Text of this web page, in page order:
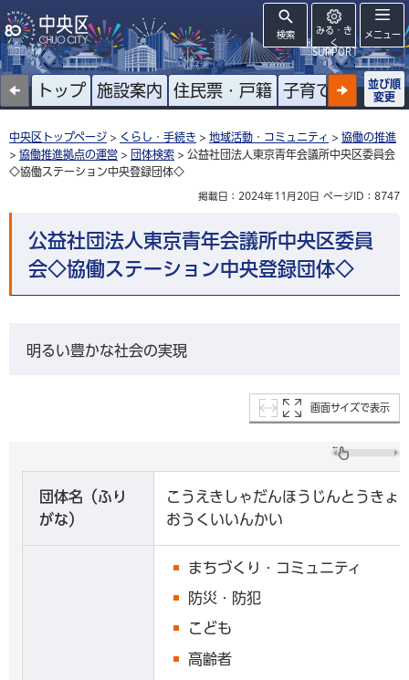
検索
みる・き
く
SUPPORT
メニュー
トップ 施設案内 住民票・戸籍 子育て 高齢者
並び順
変更
中央区トップページ > くらし・手続き > 地域活動・コミュニティ > 協働の推進
> 協働推進拠点の運営 > 団体検索 > 公益社団法人東京青年会議所中央区委員会
◇協働ステーション中央登録団体◇
掲載日：2024年11月20日 ページID：8747
公益社団法人東京青年会議所中央区委員
会◇協働ステーション中央登録団体◇
明るい豊かな社会の実現
画面サイズで表示
団体名（ふり
がな）
こうえきしゃだんほうじんとうきょ
おうくいいんかい
まちづくり・コミュニティ
防災・防犯
こども
高齢者